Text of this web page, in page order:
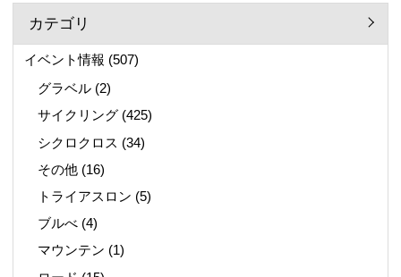
カテゴリ
イベント情報 (507)
グラベル (2)
サイクリング (425)
シクロクロス (34)
その他 (16)
トライアスロン (5)
ブルべ (4)
マウンテン (1)